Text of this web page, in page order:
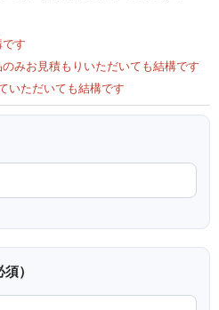
す
みお見積もりいただいても結構です
いただいても結構です
）